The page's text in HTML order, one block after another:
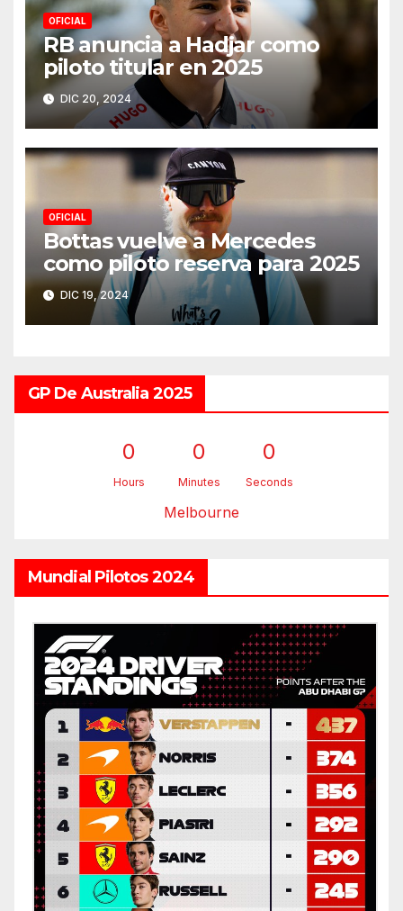
OFICIAL
RB anuncia a Hadjar como
piloto titular en 2025
DIC 20, 2024
OFICIAL
Bottas vuelve a Mercedes
como piloto reserva para 2025
DIC 19, 2024
GP De Australia 2025
0
Hours
0
Minutes
0
Seconds
Melbourne
Mundial Pilotos 2024